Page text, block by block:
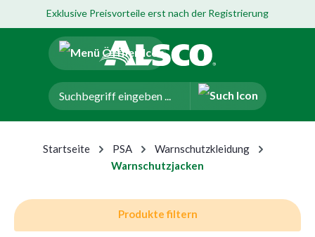
Hauptinhalt springen
Zur Navigation der B2B-Plattform springen
Exklusive Preisvorteile erst nach der Registrierung
Startseite PSA
Warnschutzkleidung
Warnschutzjacken
Produkte filtern